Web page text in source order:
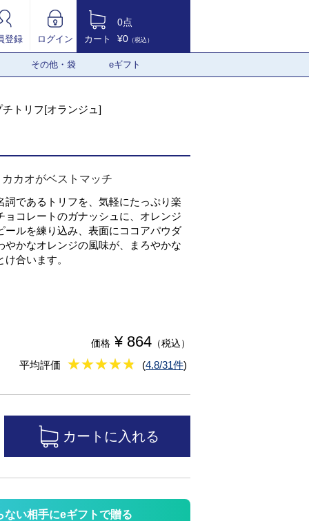
登録 ログイン カート
0点
¥0 （税込）
その他・袋 eギフト
チトリフ[オランジュ]
カオがベストマッチ
詞であるトリフを、気軽にたっぷり楽
ョコレートのガナッシュに、オレンジ
ールを練り込み、表面にココアパウダ
やかなオレンジの風味が、まろやかな
合います。
価格 ¥ 864 （税込）
平均評価 ★★★★★
★★★★★ (4.8/31件)
ない相手にeギフトで贈る